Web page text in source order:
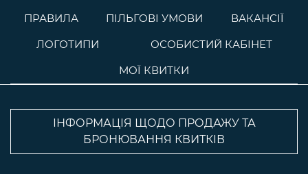
ПРАВИЛА
ПІЛЬГОВІ УМОВИ
ВАКАНСІЇ
ЛОГОТИПИ
ОСОБИСТИЙ КАБІНЕТ
МОЇ КВИТКИ
ІНФОРМАЦІЯ ЩОДО ПРОДАЖУ ТА
БРОНЮВАННЯ КВИТКІВ